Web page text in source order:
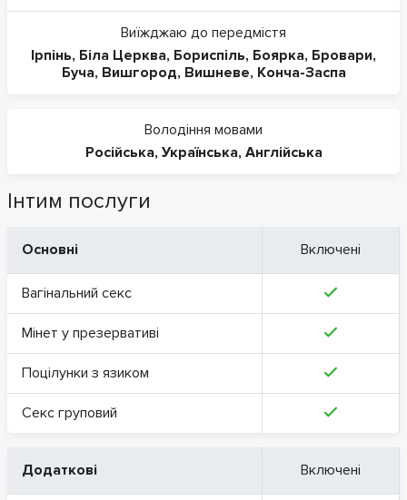
Виїжджаю до передмістя
Ірпінь, Біла Церква, Бориспіль, Боярка, Бровари,
Буча, Вишгород, Вишневе, Конча-Заспа
Володіння мовами
Російська, Українська, Англійська
Інтим послуги
Основні Включені
Вагінальний секс
Мінет у презервативі
Поцілунки з язиком
Секс груповий
Додаткові Включені